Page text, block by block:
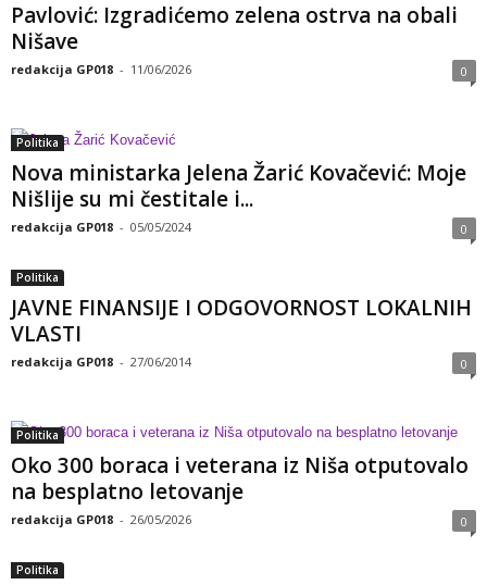
Pavlović: Izgradićemo zelena ostrva na obali
Nišave
redakcija GP018 - 11/06/2026 0
Politika
Nova ministarka Jelena Žarić Kovačević: Moje
Nišlije su mi čestitale i...
redakcija GP018 - 05/05/2024 0
Politika
JAVNE FINANSIJE I ODGOVORNOST LOKALNIH
VLASTI
redakcija GP018 - 27/06/2014 0
Politika
Oko 300 boraca i veterana iz Niša otputovalo
na besplatno letovanje
redakcija GP018 - 26/05/2026 0
Politika